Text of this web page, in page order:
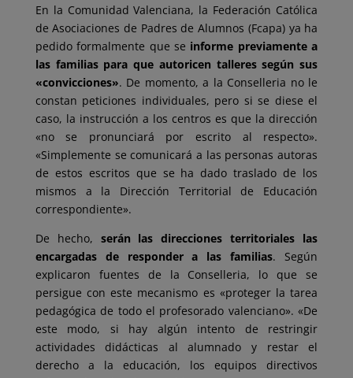
En la Comunidad Valenciana, la Federación Católica
de Asociaciones de Padres de Alumnos (Fcapa) ya ha
pedido formalmente que se informe previamente a
las familias para que autoricen talleres según sus
«convicciones». De momento, a la Conselleria no le
constan peticiones individuales, pero si se diese el
caso, la instrucción a los centros es que la dirección
«no se pronunciará por escrito al respecto».
«Simplemente se comunicará a las personas autoras
de estos escritos que se ha dado traslado de los
mismos a la Dirección Territorial de Educación
correspondiente».
De hecho, serán las direcciones territoriales las
encargadas de responder a las familias. Según
explicaron fuentes de la Conselleria, lo que se
persigue con este mecanismo es «proteger la tarea
pedagógica de todo el profesorado valenciano». «De
este modo, si hay algún intento de restringir
actividades didácticas al alumnado y restar el
derecho a la educación, los equipos directivos